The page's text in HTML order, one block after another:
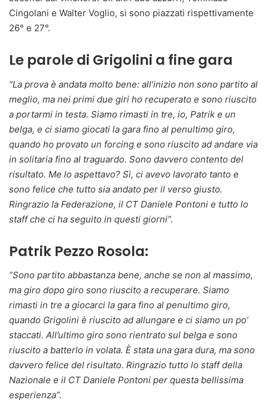
Cingolani e Walter Voglio, si sono piazzati rispettivamente
26° e 27°.
Le parole di Grigolini a fine gara
“La prova è andata molto bene: all’inizio non sono partito al
meglio, ma nei primi due giri ho recuperato e sono riuscito
a portarmi in testa. Siamo rimasti in tre, io, Patrik e un
belga, e ci siamo giocati la gara fino al penultimo giro,
quando ho provato un forcing e sono riuscito ad andare via
in solitaria fino al traguardo. Sono davvero contento del
risultato. Me lo aspettavo? Sì, ci avevo lavorato tanto e
sono felice che tutto sia andato per il verso giusto.
Ringrazio la Federazione, il CT Daniele Pontoni e tutto lo
staff che ci ha seguito in questi giorni”.
Patrik Pezzo Rosola:
“Sono partito abbastanza bene, anche se non al massimo,
ma giro dopo giro sono riuscito a recuperare. Siamo
rimasti in tre a giocarci la gara fino al penultimo giro,
quando Grigolini è riuscito ad allungare e ci siamo un po’
staccati. All’ultimo giro sono rientrato sul belga e sono
riuscito a batterlo in volata. È stata una gara dura, ma sono
davvero felice del risultato. Ringrazio tutto lo staff della
Nazionale e il CT Daniele Pontoni per questa bellissima
esperienza”.